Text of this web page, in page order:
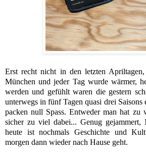
Erst recht nicht in den letzten
München und jeder Tag wurde wärmer,
werden und gefühlt waren die gestern
unterwegs in fünf Tagen quasi drei
packen null Spass. Entweder man hat zu
sicher zu viel dabei... Genug gejammert,
heute ist nochmals Geschichte und
morgen dann wieder nach Hause geht.